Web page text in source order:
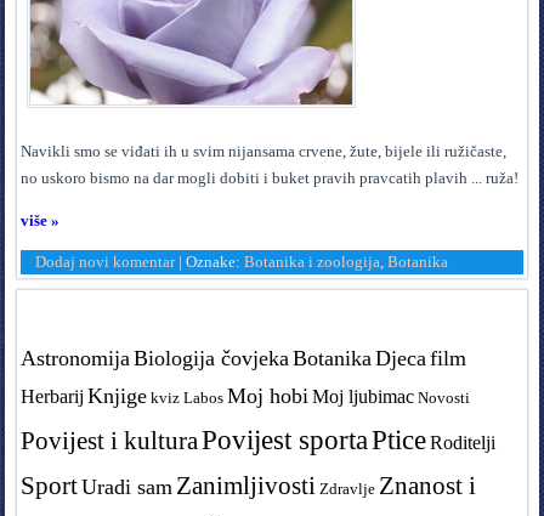
Navikli smo se viđati ih u svim nijansama crvene, žute, bijele ili ružičaste,
no uskoro bismo na dar mogli dobiti i buket pravih pravcatih plavih ... ruža!
više »
Dodaj novi komentar|Oznake:Botanika i zoologija,Botanika
AstronomijaBiologija čovjekaBotanikaDjecafilm
Herbarij Knjige kviz Labos Moj hobi Moj ljubimac Novosti
Povijest i kulturaPovijest sportaPtice Roditelji
SportUradi sam Zanimljivosti Zdravlje Znanost i